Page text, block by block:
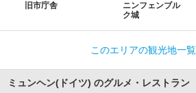
旧市庁舎
ニンフェンブル
ク城
このエリアの観光地一覧
ミュンヘン(ドイツ) のグルメ・レストラン